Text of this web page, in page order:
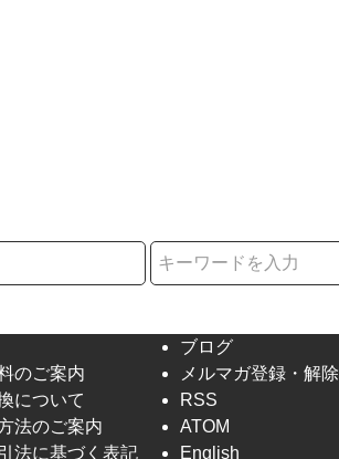
のご案内
について
法のご案内
法に基づく表記
ブログ
メルマガ登録・解除
RSS
ATOM
English